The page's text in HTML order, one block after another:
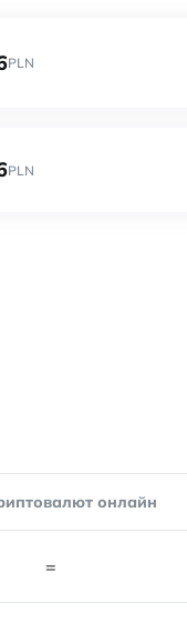
PLN
PLN
онлайн
=